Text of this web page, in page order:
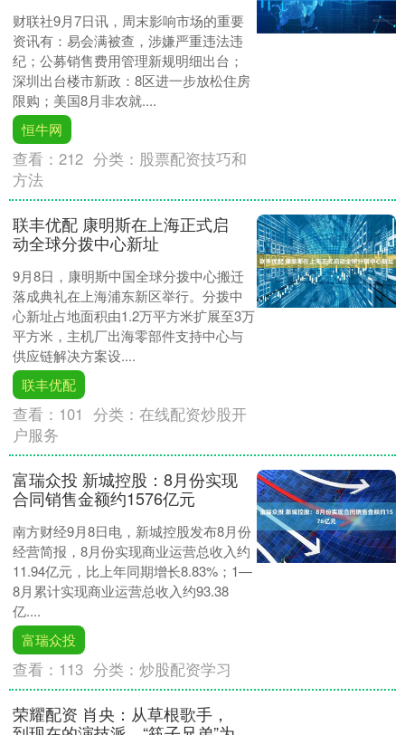
财联社9月7日讯，周末影响市场的重要
资讯有：易会满被查，涉嫌严重违法违
纪；公募销售费用管理新规明细出台；
深圳出台楼市新政：8区进一步放松住房
限购；美国8月非农就....
恒牛网
查看：212 分类： 股票配资技巧和
方法
联丰优配 康明斯在上海正式启
动全球分拨中心新址
9月8日，康明斯中国全球分拨中心搬迁
落成典礼在上海浦东新区举行。分拨中
心新址占地面积由1.2万平方米扩展至3万
平方米，主机厂出海零部件支持中心与
供应链解决方案设....
联丰优配
查看： 101 分类：在线配资炒股开
户服务
富瑞众投 新城控股：8月份实现
合同销售金额约1576亿元
南方财经9月8日电，新城控股发布8月份
经营简报，8月份实现商业运营总收入约
11.94亿元，比上年同期增长8.83%；1—
8月累计实现商业运营总收入约93.38
亿....
富瑞众投
查看： 113 分类：炒股配资学习
荣耀配资 肖央：从草根歌手，